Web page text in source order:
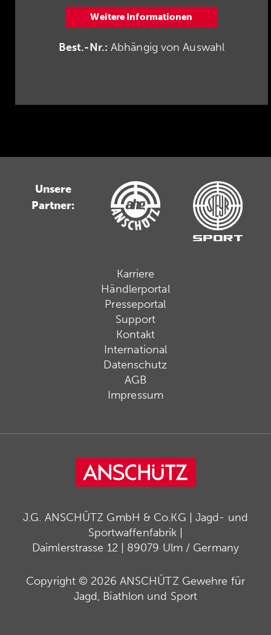
Weitere Informationen
Best.-Nr.: Abhängig von Auswahl
Unsere
Partner:
Karriere
Händlerportal
Presseportal
Support
Kontakt
International
Datenschutz
AGB
Impressum
J.G. ANSCHÜTZ GmbH & Co.KG | Jagd- und
Sportwaffenfabrik |
Daimlerstrasse 12 | 89079 Ulm / Germany
Copyright © 2026 ANSCHÜTZ Gewehre für
Jagd, Biathlon und Sport